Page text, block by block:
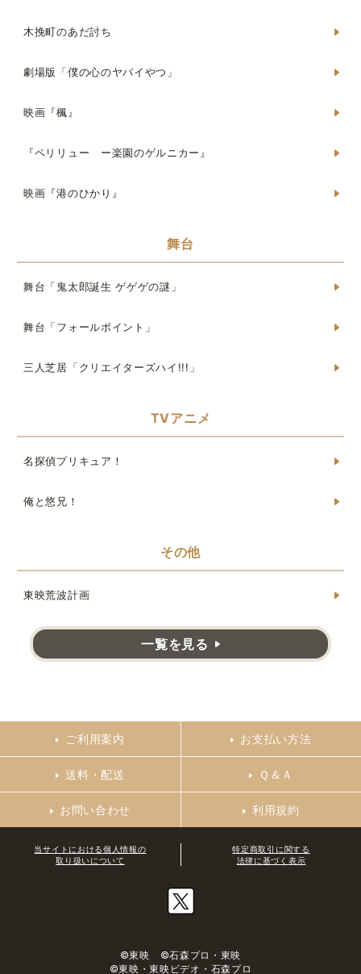
木挽町のあだ討ち
劇場版「僕の心のヤバイやつ」
映画『楓』
『ペリリュー ー楽園のゲルニカー』
映画『港のひかり』
舞台
舞台「鬼太郎誕生 ゲゲゲの謎」
舞台「フォールポイント」
三人芝居「クリエイターズハイ!!!」
TVアニメ
名探偵プリキュア！
俺と悠兄！
その他
東映荒波計画
一覧を見る
ご利用案内 お支払い方法
送料・配送 Ｑ＆Ａ
お問い合わせ 利用規約
当サイトにおける個人情報の
取り扱いについて
特定商取引に関する
法律に基づく表示
©東映 ©石森プロ・東映
©東映・東映ビデオ・石森プロ